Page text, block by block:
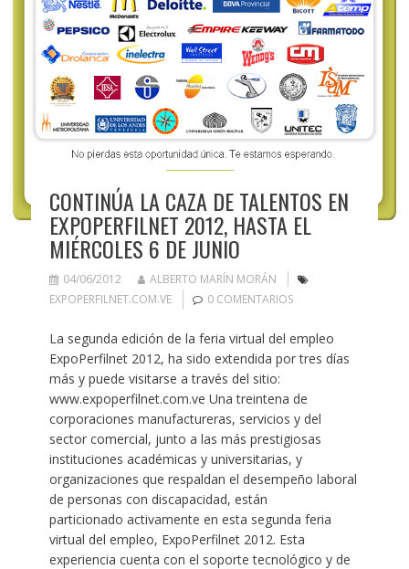
CONTINÚA LA CAZA DE TALENTOS EN
EXPOPERFILNET 2012, HASTA EL
MIÉRCOLES 6 DE JUNIO
04/06/2012
ALBERTO MARÍN MORÁN
EXPOPERFILNET.COM.VE
0 COMENTARIOS
La segunda edición de la feria virtual del empleo
ExpoPerfilnet 2012, ha sido extendida por tres días
más y puede visitarse a través del sitio:
www.expoperfilnet.com.ve Una treintena de
corporaciones manufactureras, servicios y del
sector comercial, junto a las más prestigiosas
instituciones académicas y universitarias, y
organizaciones que respaldan el desempeño laboral
de personas con discapacidad, están
particionado activamente en esta segunda feria
virtual del empleo, ExpoPerfilnet 2012. Esta
experiencia cuenta con el soporte tecnológico y de